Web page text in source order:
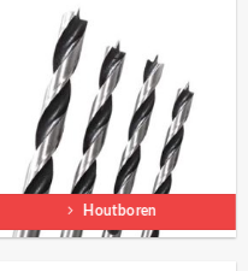
Houtboren